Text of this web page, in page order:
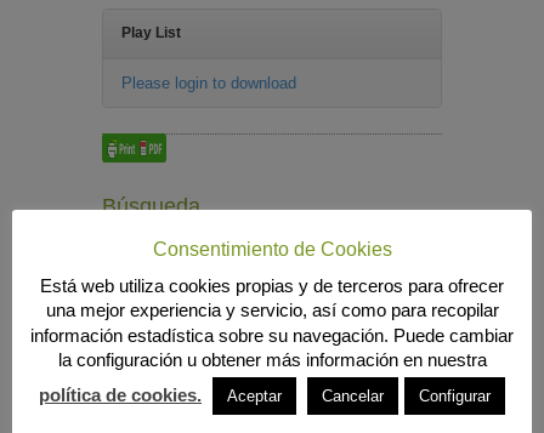
Play List
Please login to download
Búsqueda
MENÚ PRINCIPAL
INICIO
ANIERAC
Presentación
Consentimiento de Cookies
Está web utiliza cookies propias y de terceros para ofrecer
una mejor experiencia y servicio, así como para recopilar
información estadística sobre su navegación. Puede cambiar
la configuración u obtener más información en nuestra
política de cookies.
Aceptar Cancelar Configurar